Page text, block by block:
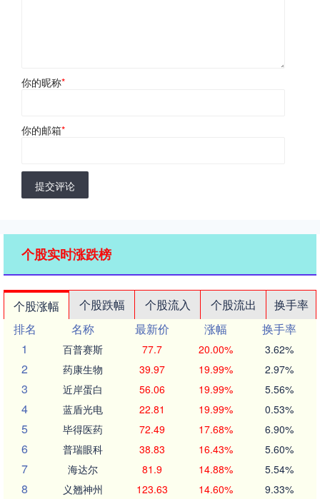
你的昵称*
你的邮箱*
提交评论
个股实时涨跌榜
个股涨幅 个股跌幅 个股流入 个股流出
换手率
排名
名称 最新价 涨幅
换手率
1
百普赛斯 77.7 20.00% 3.62%
2 药康生物 39.97 19.99% 2.97%
3 近岸蛋白 56.06 19.99% 5.56%
4 蓝盾光电 22.81 19.99% 0.53%
5 毕得医药 72.49 17.68% 6.90%
6 普瑞眼科 38.83 16.43% 5.60%
7 海达尔 81.9 14.88% 5.54%
8 义翘神州 123.63 14.60% 9.33%